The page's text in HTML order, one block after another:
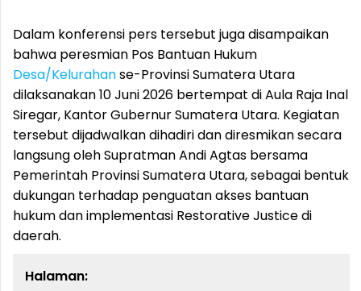
Dalam konferensi pers tersebut juga disampaikan
bahwa peresmian Pos Bantuan Hukum
Desa/Kelurahanse-Provinsi Sumatera Utara
dilaksanakan 10 Juni 2026 bertempat di Aula Raja Inal
Siregar, Kantor Gubernur Sumatera Utara. Kegiatan
tersebut dijadwalkan dihadiri dan diresmikan secara
langsung oleh Supratman Andi Agtas bersama
Pemerintah Provinsi Sumatera Utara, sebagai bentuk
dukungan terhadap penguatan akses bantuan
hukum dan implementasi Restorative Justice di
daerah.
Halaman: